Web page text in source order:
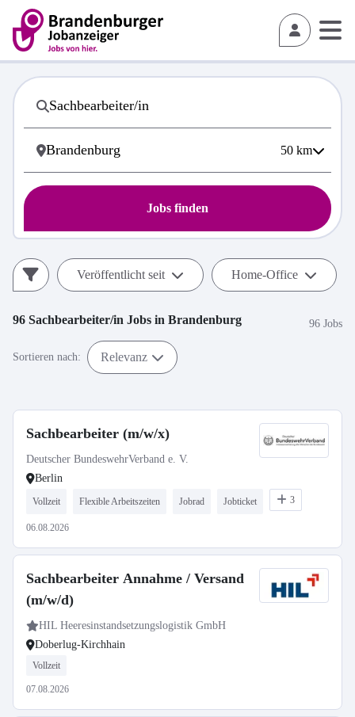
50 km
Jobs finden
Veröffentlicht seit Home-Office
96 Sachbearbeiter/in Jobs in Brandenburg 96 Jobs
Sortieren nach: Relevanz
Sachbearbeiter (m/w/x)
Deutscher BundeswehrVerband e. V.
Berlin
Vollzeit Flexible Arbeitszeiten Jobrad Jobticket 3
06.08.2026
Sachbearbeiter Annahme / Versand
(m/w/d)
HIL Heeresinstandsetzungslogistik GmbH
Doberlug-Kirchhain
Vollzeit
07.08.2026